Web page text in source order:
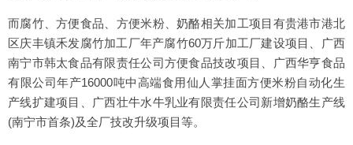
而腐竹、方便食品、方便米粉、奶酪相关加工项目有贵港市港北
区庆丰镇禾发腐竹加工厂年产腐竹60万斤加工厂建设项目、广西
南宁市韩太食品有限责任公司方便食品技改项目、广西华亨食品
有限公司年产16000吨中高端食用仙人掌挂面方便米粉自动化生
产线扩建项目、广西壮牛水牛乳业有限责任公司新增奶酪生产线
(南宁市首条)及全厂技改升级项目等。